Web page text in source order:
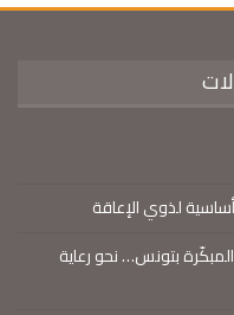
لذوي الإعاقة
بتونس… نحو رعاية